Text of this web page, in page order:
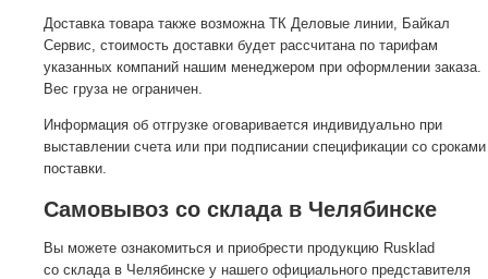
Доставка товара также возможна ТК Деловые линии, Байкал
Сервис, стоимость доставки будет рассчитана по тарифам
указанных компаний нашим менеджером при оформлении заказа.
Вес груза не ограничен.
Информация об отгрузке оговаривается индивидуально при
выставлении счета или при подписании спецификации со сроками
поставки.
Самовывоз со склада в Челябинске
Вы можете ознакомиться и приобрести продукцию Rusklad
со склада в Челябинске у нашего официального представителя